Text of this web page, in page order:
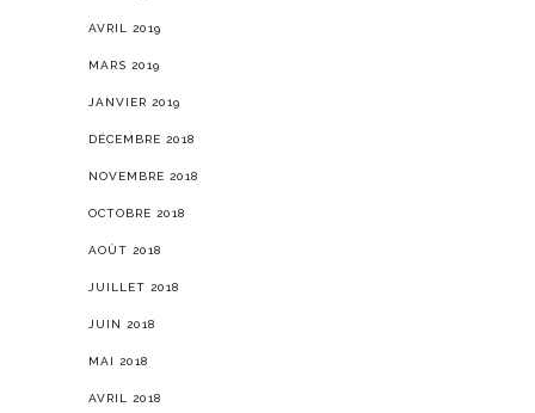
AVRIL 2019
MARS 2019
JANVIER 2019
DÉCEMBRE 2018
NOVEMBRE 2018
OCTOBRE 2018
AOÛT 2018
JUILLET 2018
JUIN 2018
MAI 2018
AVRIL 2018